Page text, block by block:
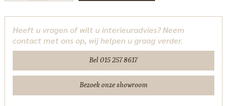
set
vanaf
Tower
Heeft u vragen of wilt u interieuradvies? Neem
contact met ons op, wij helpen u graag verder.
Bel 015 257 8617
Bezoek onze showroom